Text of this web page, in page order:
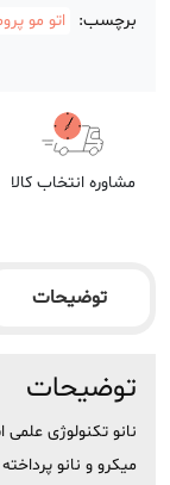
برچسب:
اتو مو
مشاوره انتخاب کالا
توضیحات
توضیحات
نانو تکنولوژی
میکرو و نانو